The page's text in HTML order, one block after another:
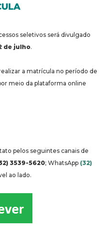
seletivos será divulgado
de julho.
a matrícula no período de
meio da plataforma online
pelos seguintes canais de
3539-5620; WhatsApp (32)
ao lado.